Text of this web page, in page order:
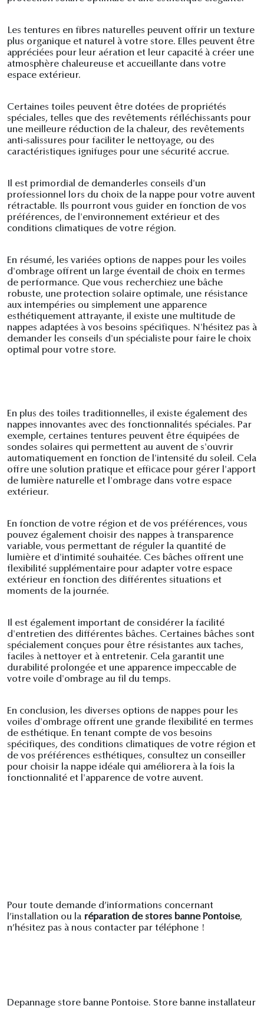
Les tentures en fibres naturelles peuvent offrir un texture
plus organique et naturel à votre store. Elles peuvent être
appréciées pour leur aération et leur capacité à créer une
atmosphère chaleureuse et accueillante dans votre
espace extérieur.
Certaines toiles peuvent être dotées de propriétés
spéciales, telles que des revêtements réfléchissants pour
une meilleure réduction de la chaleur, des revêtements
anti-salissures pour faciliter le nettoyage, ou des
caractéristiques ignifuges pour une sécurité accrue.
Il est primordial de demanderles conseils d'un
professionnel lors du choix de la nappe pour votre auvent
rétractable. Ils pourront vous guider en fonction de vos
préférences, de l'environnement extérieur et des
conditions climatiques de votre région.
En résumé, les variées options de nappes pour les voiles
d'ombrage offrent un large éventail de choix en termes
de performance. Que vous recherchiez une bâche
robuste, une protection solaire optimale, une résistance
aux intempéries ou simplement une apparence
esthétiquement attrayante, il existe une multitude de
nappes adaptées à vos besoins spécifiques. N'hésitez pas à
demander les conseils d'un spécialiste pour faire le choix
optimal pour votre store.
En plus des toiles traditionnelles, il existe également des
nappes innovantes avec des fonctionnalités spéciales. Par
exemple, certaines tentures peuvent être équipées de
sondes solaires qui permettent au auvent de s'ouvrir
automatiquement en fonction de l'intensité du soleil. Cela
offre une solution pratique et efficace pour gérer l'apport
de lumière naturelle et l'ombrage dans votre espace
extérieur.
En fonction de votre région et de vos préférences, vous
pouvez également choisir des nappes à transparence
variable, vous permettant de réguler la quantité de
lumière et d'intimité souhaitée. Ces bâches offrent une
flexibilité supplémentaire pour adapter votre espace
extérieur en fonction des différentes situations et
moments de la journée.
Il est également important de considérer la facilité
d'entretien des différentes bâches. Certaines bâches sont
spécialement conçues pour être résistantes aux taches,
faciles à nettoyer et à entretenir. Cela garantit une
durabilité prolongée et une apparence impeccable de
votre voile d'ombrage au fil du temps.
En conclusion, les diverses options de nappes pour les
voiles d'ombrage offrent une grande flexibilité en termes
de esthétique. En tenant compte de vos besoins
spécifiques, des conditions climatiques de votre région et
de vos préférences esthétiques, consultez un conseiller
pour choisir la nappe idéale qui améliorera à la fois la
fonctionnalité et l'apparence de votre auvent.
Pour toute demande d’informations concernant
l’installation ou la réparation de stores banne Pontoise,
n’hésitez pas à nous contacter par téléphone !
Depannage store banne Pontoise. Store banne installateur